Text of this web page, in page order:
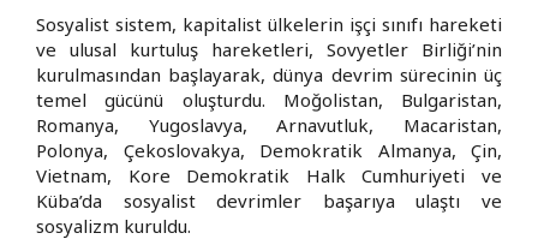
Sosyalist sistem, kapitalist ülkelerin işçi sınıfı hareketi
ve ulusal kurtuluş hareketleri, Sovyetler Birliği’nin
kurulmasından başlayarak, dünya devrim sürecinin üç
temel gücünü oluşturdu. Moğolistan, Bulgaristan,
Romanya, Yugoslavya, Arnavutluk, Macaristan,
Polonya, Çekoslovakya, Demokratik Almanya, Çin,
Vietnam, Kore Demokratik Halk Cumhuriyeti ve
Küba’da sosyalist devrimler başarıya ulaştı ve
sosyalizm kuruldu.